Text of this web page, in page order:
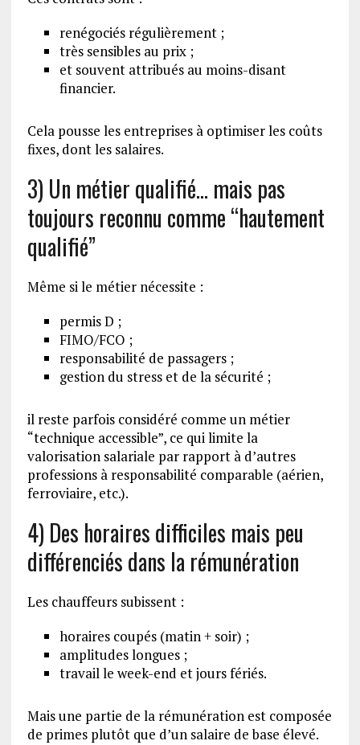
renégociés régulièrement ;
très sensibles au prix ;
et souvent attribués au moins-disant
financier.
Cela pousse les entreprises à optimiser les coûts
fixes, dont les salaires.
3) Un métier qualifié… mais pas
toujours reconnu comme “hautement
qualifié”
Même si le métier nécessite :
permis D ;
FIMO/FCO ;
responsabilité de passagers ;
gestion du stress et de la sécurité ;
il reste parfois considéré comme un métier
“technique accessible”, ce qui limite la
valorisation salariale par rapport à d’autres
professions à responsabilité comparable (aérien,
ferroviaire, etc.).
4) Des horaires difficiles mais peu
différenciés dans la rémunération
Les chauffeurs subissent :
horaires coupés (matin + soir) ;
amplitudes longues ;
travail le week-end et jours fériés.
Mais une partie de la rémunération est composée
de primes plutôt que d’un salaire de base élevé.